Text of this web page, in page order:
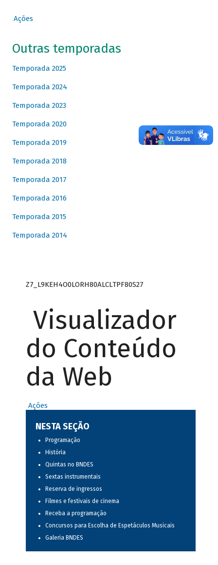
Ações
Outras temporadas
Temporada 2025
Temporada 2024
Temporada 2023
Temporada 2020
Temporada 2019
Temporada 2018
Temporada 2017
Temporada 2016
Temporada 2015
Temporada 2014
Z7_L9KEH4O0LORH80ALCLTPF80S27
Visualizador
do Conteúdo
da Web
Ações
NESTA SEÇÃO
Programação
História
Quintas no BNDES
Sextas instrumentais
Reserva de ingressos
Filmes e festivais de cinema
Receba a programação
Concursos para Escolha de Espetáculos Musicais
Galeria BNDES